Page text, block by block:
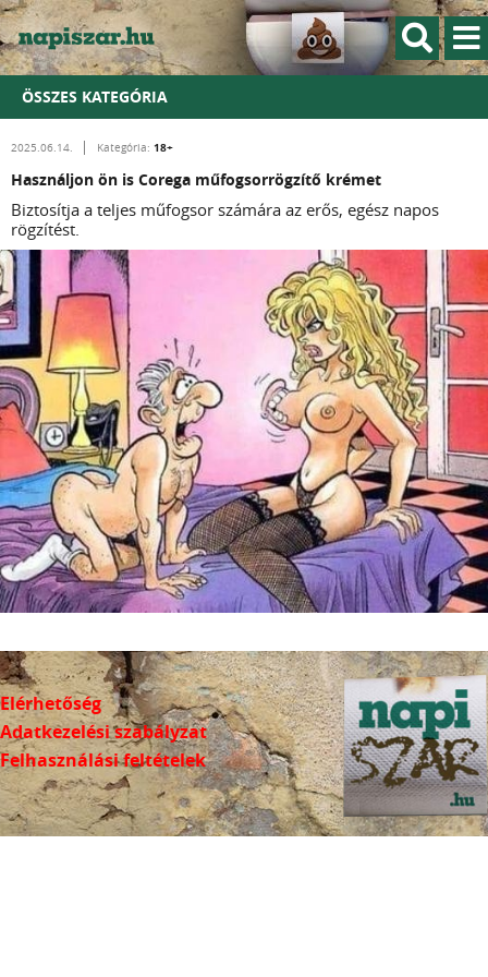
ÖSSZES KATEGÓRIA
2025.06.14. Kategória: 18+
Használjon ön is Corega műfogsorrögzítő krémet
Biztosítja a teljes műfogsor számára az erős, egész napos
rögzítést.
Elérhetőség
Adatkezelési szabályzat
Felhasználási feltételek